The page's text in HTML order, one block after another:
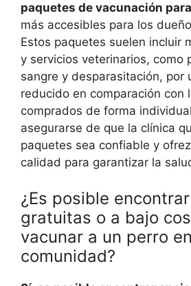
paquetes de vacunación
más accesibles para los
Estos paquetes suelen incluir
y servicios veterinarios, como
sangre y desparasitación, por
reducido en comparación con
comprados de forma
asegurarse de que la clínica
paquetes sea confiable y
calidad para garantizar la
¿Es posible
gratuitas o a bajo
vacunar a un perro
comunidad?